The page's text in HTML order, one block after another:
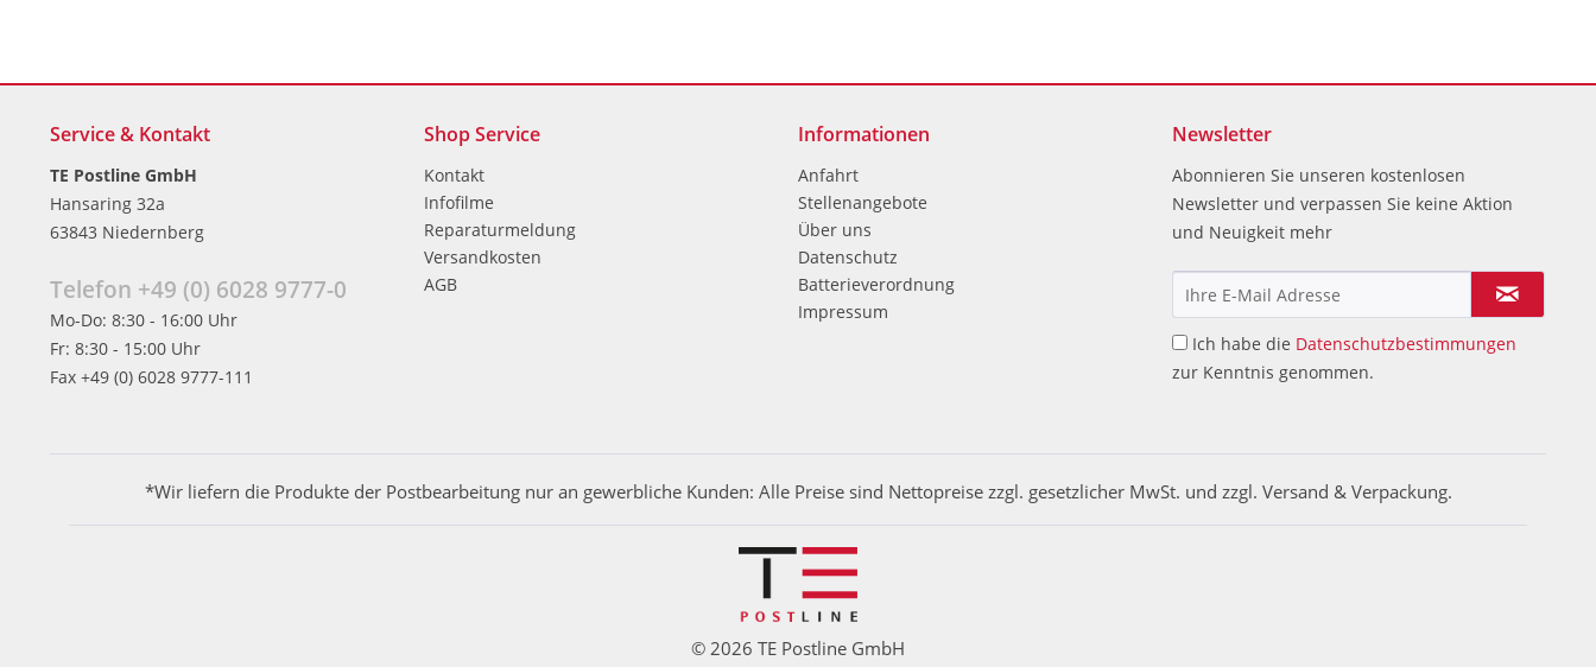
Service & Kontakt
TE Postline GmbH
Hansaring 32a
63843 Niedernberg
Telefon +49 (0) 6028 9777-0
Mo-Do: 8:30 - 16:00 Uhr
Fr: 8:30 - 15:00 Uhr
Fax +49 (0) 6028 9777-111
Shop Service
Kontakt
Infofilme
Reparaturmeldung
Versandkosten
AGB
Informationen
Anfahrt
Stellenangebote
Über uns
Datenschutz
Batterieverordnung
Impressum
Newsletter
Abonnieren Sie unseren kostenlosen
Newsletter und verpassen Sie keine Aktion
und Neuigkeit mehr
Ich habe die Datenschutzbestimmungen
zur Kenntnis genommen.
*Wir liefern die Produkte der Postbearbeitung nur an gewerbliche Kunden: Alle Preise sind Nettopreise zzgl. gesetzlicher MwSt. und zzgl. Versand & Verpackung.
© 2026 TE Postline GmbH